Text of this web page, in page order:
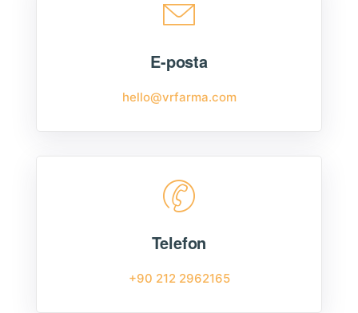
E-posta
hello@vrfarma.com
Telefon
+90 212 2962165